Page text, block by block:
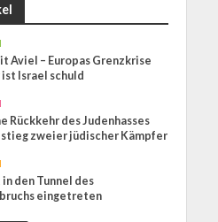
Aviel – Europas Grenzkrise
Israel schuld
Rückkehr des Judenhasses
zweier jüdischer Kämpfer
den Tunnel des
eingetreten